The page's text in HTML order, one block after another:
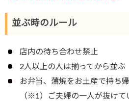
並ぶ時のルール
店内の待ち合わせ禁止
2人以上の人は揃ってから並ぶ
お弁当、蒲焼をお土産で持ち
（※1）ご夫婦の一人が抜け